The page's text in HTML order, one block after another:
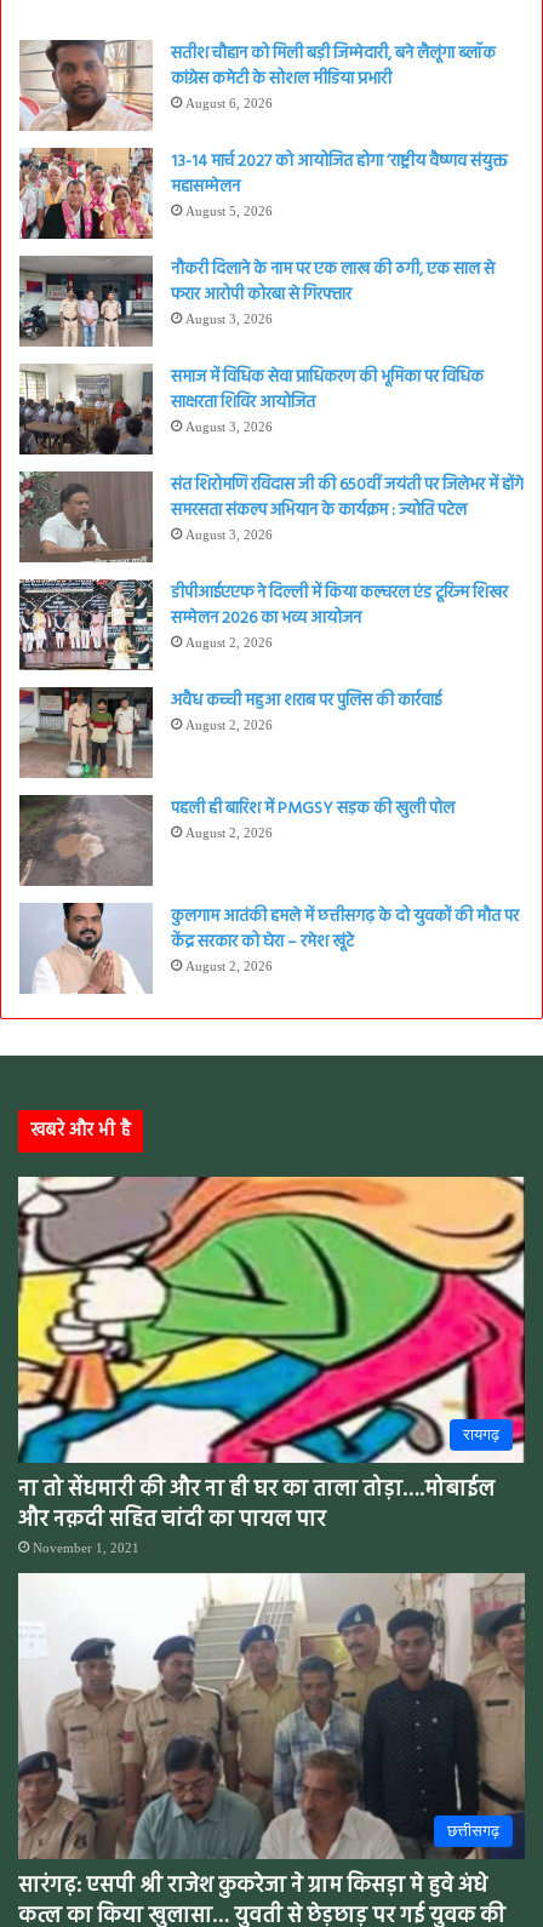
सतीश चौहान को मिली बड़ी जिम्मेदारी, बने लैलूंगा ब्लॉक
कांग्रेस कमेटी के सोशल मीडिया प्रभारी
August 6, 2026
13-14 मार्च 2027 को आयोजित होगा ‘राष्ट्रीय वैष्णव संयुक्त
महासम्मेलन
August 5, 2026
नौकरी दिलाने के नाम पर एक लाख की ठगी, एक साल से
फरार आरोपी कोरबा से गिरफ्तार
August 3, 2026
समाज में विधिक सेवा प्राधिकरण की भूमिका पर विधिक
साक्षरता शिविर आयोजित
August 3, 2026
संत शिरोमणि रविदास जी की 650वीं जयंती पर जिलेभर में होंगे
समरसता संकल्प अभियान के कार्यक्रम : ज्योति पटेल
August 3, 2026
डीपीआईएएफ ने दिल्ली में किया कल्चरल एंड टूरिज्म शिखर
सम्मेलन 2026 का भव्य आयोजन
August 2, 2026
अवैध कच्ची महुआ शराब पर पुलिस की कार्रवाई
August 2, 2026
पहली ही बारिश में PMGSY सड़क की खुली पोल
August 2, 2026
कुलगाम आतंकी हमले में छत्तीसगढ़ के दो युवकों की मौत पर
केंद्र सरकार को घेरा – रमेश खूंटे
August 2, 2026
खबरे और भी है
रायगढ़
ना तो सेंधमारी की और ना ही घर का ताला तोड़ा….मोबाईल
और नक़दी सहित चांदी का पायल पार
November 1, 2021
छत्तीसगढ़
सारंगढ़: एसपी श्री राजेश कुकरेजा ने ग्राम किसड़ा मे हुवे अंधे
कत्ल का किया खुलासा… युवती से छेड़छाड़ पर गई युवक की